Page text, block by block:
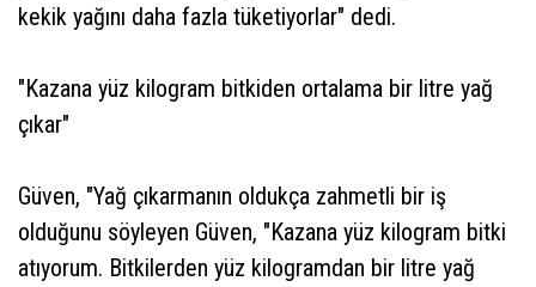
kekik yağını daha fazla tüketiyorlar" dedi.
"Kazana yüz kilogram bitkiden ortalama bir litre yağ
çıkar"
Güven, "Yağ çıkarmanın oldukça zahmetli bir iş
olduğunu söyleyen Güven, "Kazana yüz kilogram bitki
atıyorum. Bitkilerden yüz kilogramdan bir litre yağ